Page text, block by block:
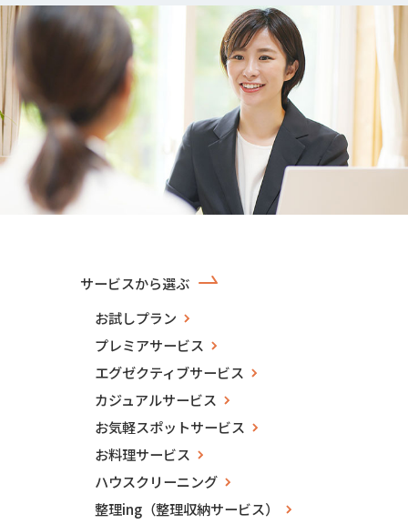
サービスから選ぶ
お試しプラン
プレミアサービス
エグゼクティブサービス
カジュアルサービス
お気軽スポットサービス
お料理サービス
ハウスクリーニング
整理ing（整理収納サービス）